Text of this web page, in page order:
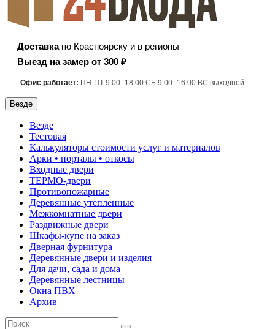
Доставкапо Красноярску и в регионы
Выезд на замер от 300 ₽
Офис работает: ПН-ПТ 9:00–18:00 СБ 9:00–16:00 ВС выходной
Везде
Везде
Тестовая
Калькуляторы стоимости услуг и материалов
Арки • порталы • откосы
Входные двери
ТЕРМО-двери
Противопожарные
Деревянные утепленные
Межкомнатные двери
Раздвижные двери
Шкафы-купе на заказ
Дверная фурнитура
Деревянные двери и изделия
Для дачи, сада и дома
Деревянные лестницы
Окна ПВХ
Архив